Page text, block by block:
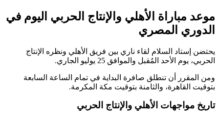
موعد مباراة الأهلي والإنتاج الحربي اليوم في
الدوري المصري
يحتضن إستاد السلام لقاء ناري بين فريق الأهلي ونظره الإنتاج
الحربي، يوم الأحد المُقبل والموافق 25 يوليو الجاري.
ومن المقرر أن تنطلق صافرة البداية في تمام الساعة السابعة
بتوقيت القاهرة، والثامنة بتوقيت مكة المكرمة.
تاريخ مواجهات الأهلي والإنتاج الحربي